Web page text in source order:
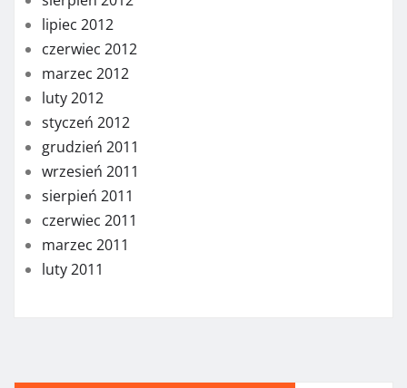
lipiec 2012
czerwiec 2012
marzec 2012
luty 2012
styczeń 2012
grudzień 2011
wrzesień 2011
sierpień 2011
czerwiec 2011
marzec 2011
luty 2011